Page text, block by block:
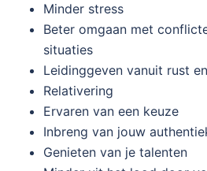
Minder stress
Beter omgaan met
situaties
Leidinggeven vanuit rust
Relativering
Ervaren van een keuze
Inbreng van jouw
Genieten van je talenten